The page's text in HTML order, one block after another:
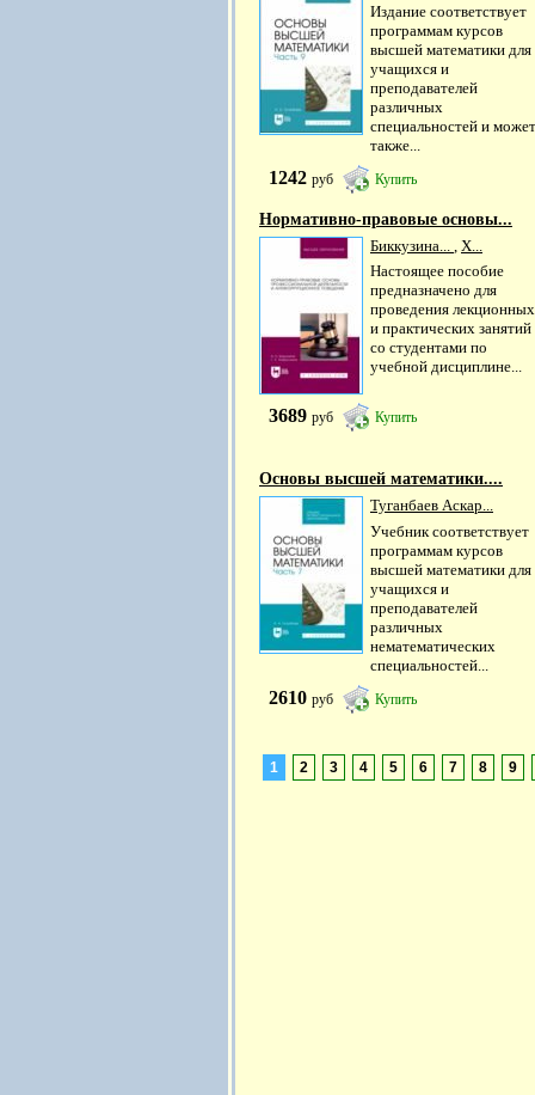
Издание соответствует
программам курсов
высшей математики для
учащихся и
преподавателей
различных
специальностей и может
также...
1242 руб Купить
Нормативно-правовые основы...
Биккузина... , Х...
Настоящее пособие
предназначено для
проведения лекционных
и практических занятий
со студентами по
учебной дисциплине...
3689 руб Купить
Основы высшей математики....
Туганбаев Аскар...
Учебник соответствует
программам курсов
высшей математики для
учащихся и
преподавателей
различных
нематематических
специальностей...
2610 руб Купить
1 2 3 4 5 6 7 8 9